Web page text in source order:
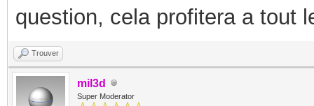
question, cela profitera a tout
Trouver
mil3d
Super Moderator